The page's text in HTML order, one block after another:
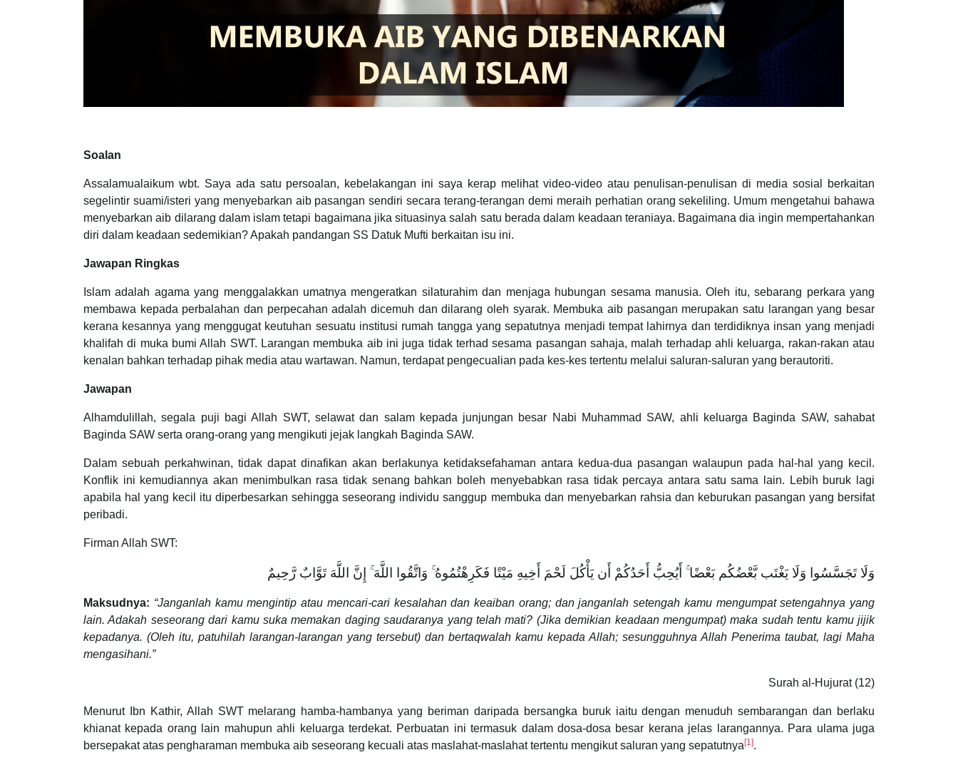
Soalan
Assalamualaikum wbt. Saya ada satu persoalan, kebelakangan ini saya kerap melihat video-video atau penulisan-penulisan di media sosial berkaitan
segelintir suami/isteri yang menyebarkan aib pasangan sendiri secara terang-terangan demi meraih perhatian orang sekeliling. Umum mengetahui bahawa
menyebarkan aib dilarang dalam islam tetapi bagaimana jika situasinya salah satu berada dalam keadaan teraniaya. Bagaimana dia ingin mempertahankan
diri dalam keadaan sedemikian? Apakah pandangan SS Datuk Mufti berkaitan isu ini.
Jawapan Ringkas
Islam adalah agama yang menggalakkan umatnya mengeratkan silaturahim dan menjaga hubungan sesama manusia. Oleh itu, sebarang perkara yang
membawa kepada perbalahan dan perpecahan adalah dicemuh dan dilarang oleh syarak. Membuka aib pasangan merupakan satu larangan yang besar
kerana kesannya yang menggugat keutuhan sesuatu institusi rumah tangga yang sepatutnya menjadi tempat lahirnya dan terdidiknya insan yang menjadi
khalifah di muka bumi Allah SWT. Larangan membuka aib ini juga tidak terhad sesama pasangan sahaja, malah terhadap ahli keluarga, rakan-rakan atau
kenalan bahkan terhadap pihak media atau wartawan. Namun, terdapat pengecualian pada kes-kes tertentu melalui saluran-saluran yang berautoriti.
Jawapan
Alhamdulillah, segala puji bagi Allah SWT, selawat dan salam kepada junjungan besar Nabi Muhammad SAW, ahli keluarga Baginda SAW, sahabat
Baginda SAW serta orang-orang yang mengikuti jejak langkah Baginda SAW.
Dalam sebuah perkahwinan, tidak dapat dinafikan akan berlakunya ketidaksefahaman antara kedua-dua pasangan walaupun pada hal-hal yang kecil.
Konflik ini kemudiannya akan menimbulkan rasa tidak senang bahkan boleh menyebabkan rasa tidak percaya antara satu sama lain. Lebih buruk lagi
apabila hal yang kecil itu diperbesarkan sehingga seseorang individu sanggup membuka dan menyebarkan rahsia dan keburukan pasangan yang bersifat
peribadi.
Firman Allah SWT:
وَلَا تَجَسَّسُوا وَلَا يَغْتَب بَّعْضُكُم بَعْضًا ۚ أَيُحِبُّ أَحَدُكُمْ أَن يَأْكُلَ لَحْمَ أَخِيهِ مَيْتًا فَكَرِهْتُمُوهُ ۚ وَاتَّقُوا اللَّهَ ۚ إِنَّ اللَّهَ تَوَّابٌ رَّحِيمٌ
Maksudnya: “Janganlah kamu mengintip atau mencari-cari kesalahan dan keaiban orang; dan janganlah setengah kamu mengumpat setengahnya yang
lain. Adakah seseorang dari kamu suka memakan daging saudaranya yang telah mati? (Jika demikian keadaan mengumpat) maka sudah tentu kamu jijik
kepadanya. (Oleh itu, patuhilah larangan-larangan yang tersebut) dan bertaqwalah kamu kepada Allah; sesungguhnya Allah Penerima taubat, lagi Maha
mengasihani.”
Surah al-Hujurat (12)
Menurut Ibn Kathir, Allah SWT melarang hamba-hambanya yang beriman daripada bersangka buruk iaitu dengan menuduh sembarangan dan berlaku
khianat kepada orang lain mahupun ahli keluarga terdekat. Perbuatan ini termasuk dalam dosa-dosa besar kerana jelas larangannya. Para ulama juga
bersepakat atas pengharaman membuka aib seseorang kecuali atas maslahat-maslahat tertentu mengikut saluran yang sepatutnya [1].